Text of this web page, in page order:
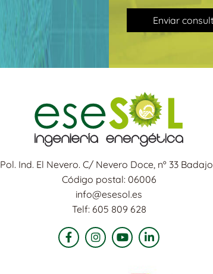
Enviar
Pol. Ind. El Nevero. C/ Nevero Doce, nº 33
Código postal: 06006
info@esesol.es
Telf: 605 809 628